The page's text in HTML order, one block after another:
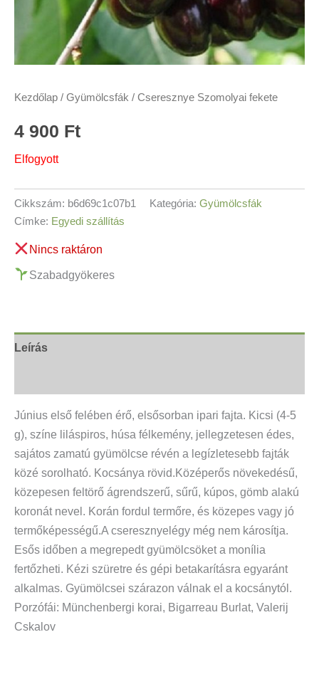
Kezdőlap / Gyümölcsfák / Cseresznye Szomolyai fekete
4 900 Ft
Elfogyott
Cikkszám: b6d69c1c07b1 Kategória: Gyümölcsfák
Címke: Egyedi szállítás
Nincs raktáron
Szabadgyökeres
Leírás
Június első felében érő, elsősorban ipari fajta. Kicsi (4-5
g), szí­ne liláspiros, húsa félkemény, jellegzetesen édes,
sajátos zamatú gyümölcse révén a legí­zletesebb fajták
közé sorolható. Kocsánya rövid.Középerős növekedésű,
közepesen feltörő ágrendszerű, sűrű, kúpos, gömb alakú
koronát nevel. Korán fordul termőre, és közepes vagy jó
termőképességű.A cseresznyelégy még nem károsí­tja.
Esős időben a megrepedt gyümölcsöket a moní­lia
fertőzheti. Kézi szüretre és gépi betakarí­tásra egyaránt
alkalmas. Gyümölcsei szárazon válnak el a kocsánytól.
Porzófái: Münchenbergi korai, Bigarreau Burlat, Valerij
Cskalov